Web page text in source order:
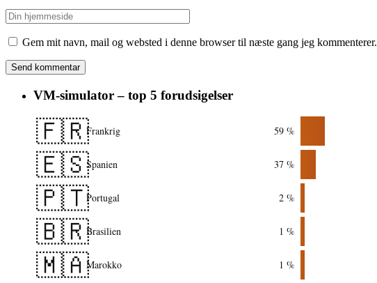
Gem mit navn, mail og websted i denne browser til næste gang jeg kommenterer.
VM-simulator – top 5 forudsigelser
🇫🇷Frankrig 59 %
🇪🇸Spanien 37 %
🇵🇹Portugal 2 %
🇧🇷Brasilien 1 %
🇲🇦Marokko 1 %